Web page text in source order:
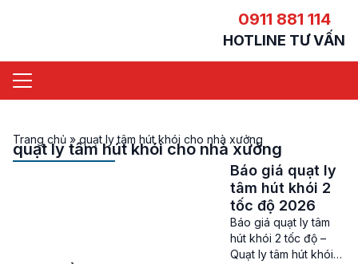
0911 881 114
HOTLINE TƯ VẤN
Trang chủ »quạt ly tâm hút khói cho nhà xưởng
quạt ly tâm hút khói cho nhà xưởng
Báo giá quạt ly
tâm hút khói 2
tốc độ 2026
Báo giá quạt ly tâm
hút khói 2 tốc độ –
Quạt ly tâm hút khói